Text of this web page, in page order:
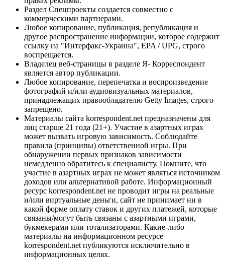
Раздел Спецпроекты создается совместно с
коммерческими партнерами.
Любое копирование, публикация, републикация и
другое распространение информации, которое содержит
ссылку на "Интерфакс-Украина", EPA / UPG, строго
воспрещается.
Владелец веб-страницы в разделе Я- Корреспондент
является автор публикации.
Любое копирование, перепечатка и воспроизведение
фотографий и/или аудиовизуальных материалов,
принадлежащих правообладателю Getty Images, строго
запрещено.
Материалы сайта korrespondent.net предназначены для
лиц старше 21 года (21+). Участие в азартных играх
может вызвать игровую зависимость. Соблюдайте
правила (принципы) ответственной игры. При
обнаружении первых признаков зависимости
немедленно обратитесь к специалисту. Помните, что
участие в азартных играх не может являться источником
доходов или альтернативой работе. Информационный
ресурс korrespondent.net не проводит игры на реальные
и/или виртуальные деньги, сайт не принимает ни в
какой форме оплату ставок и других платежей, которые
связаны/могут быть связаны с азартными играми,
букмекерами или тотализаторами. Какие-либо
материалы на информационном ресурсе
korrespondent.net публикуются исключительно в
информационных целях.